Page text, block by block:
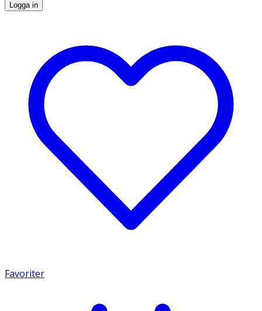
Logga in
Favoriter